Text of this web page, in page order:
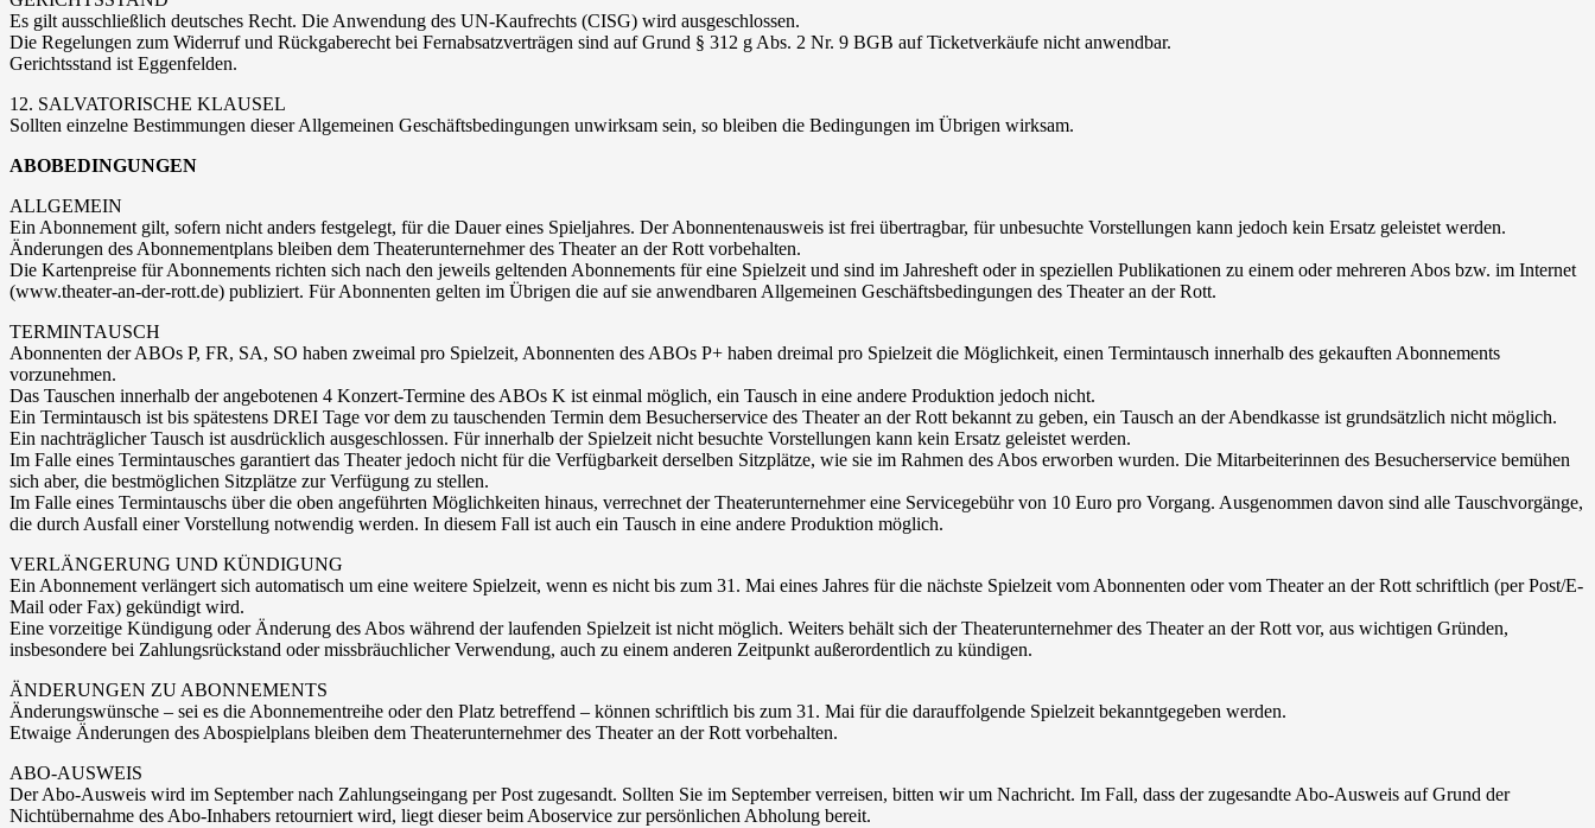
Es gilt ausschließlich deutsches Recht. Die Anwendung des UN-Kaufrechts (CISG) wird ausgeschlossen.
Die Regelungen zum Widerruf und Rückgaberecht bei Fernabsatzverträgen sind auf Grund § 312 g Abs. 2 Nr. 9 BGB auf Ticketverkäufe nicht anwendbar.
Gerichtsstand ist Eggenfelden.
12. SALVATORISCHE KLAUSEL
Sollten einzelne Bestimmungen dieser Allgemeinen Geschäftsbedingungen unwirksam sein, so bleiben die Bedingungen im Übrigen wirksam.
ABOBEDINGUNGEN
ALLGEMEIN
Ein Abonnement gilt, sofern nicht anders festgelegt, für die Dauer eines Spieljahres. Der Abonnentenausweis ist frei übertragbar, für unbesuchte Vorstellungen kann jedoch kein Ersatz geleistet werden.
Änderungen des Abonnementplans bleiben dem Theaterunternehmer des Theater an der Rott vorbehalten.
Die Kartenpreise für Abonnements richten sich nach den jeweils geltenden Abonnements für eine Spielzeit und sind im Jahresheft oder in speziellen Publikationen zu einem oder mehreren Abos bzw. im Internet
(www.theater-an-der-rott.de) publiziert. Für Abonnenten gelten im Übrigen die auf sie anwendbaren Allgemeinen Geschäftsbedingungen des Theater an der Rott.
TERMINTAUSCH
Abonnenten der ABOs P, FR, SA, SO haben zweimal pro Spielzeit, Abonnenten des ABOs P+ haben dreimal pro Spielzeit die Möglichkeit, einen Termintausch innerhalb des gekauften Abonnements
vorzunehmen.
Das Tauschen innerhalb der angebotenen 4 Konzert-Termine des ABOs K ist einmal möglich, ein Tausch in eine andere Produktion jedoch nicht.
Ein Termintausch ist bis spätestens DREI Tage vor dem zu tauschenden Termin dem Besucherservice des Theater an der Rott bekannt zu geben, ein Tausch an der Abendkasse ist grundsätzlich nicht möglich.
Ein nachträglicher Tausch ist ausdrücklich ausgeschlossen. Für innerhalb der Spielzeit nicht besuchte Vorstellungen kann kein Ersatz geleistet werden.
Im Falle eines Termintausches garantiert das Theater jedoch nicht für die Verfügbarkeit derselben Sitzplätze, wie sie im Rahmen des Abos erworben wurden. Die Mitarbeiterinnen des Besucherservice bemühen
sich aber, die bestmöglichen Sitzplätze zur Verfügung zu stellen.
Im Falle eines Termintauschs über die oben angeführten Möglichkeiten hinaus, verrechnet der Theaterunternehmer eine Servicegebühr von 10 Euro pro Vorgang. Ausgenommen davon sind alle Tauschvorgänge,
die durch Ausfall einer Vorstellung notwendig werden. In diesem Fall ist auch ein Tausch in eine andere Produktion möglich.
VERLÄNGERUNG UND KÜNDIGUNG
Ein Abonnement verlängert sich automatisch um eine weitere Spielzeit, wenn es nicht bis zum 31. Mai eines Jahres für die nächste Spielzeit vom Abonnenten oder vom Theater an der Rott schriftlich (per Post/E-
Mail oder Fax) gekündigt wird.
Eine vorzeitige Kündigung oder Änderung des Abos während der laufenden Spielzeit ist nicht möglich. Weiters behält sich der Theaterunternehmer des Theater an der Rott vor, aus wichtigen Gründen,
insbesondere bei Zahlungsrückstand oder missbräuchlicher Verwendung, auch zu einem anderen Zeitpunkt außerordentlich zu kündigen.
ÄNDERUNGEN ZU ABONNEMENTS
Änderungswünsche – sei es die Abonnementreihe oder den Platz betreffend – können schriftlich bis zum 31. Mai für die darauffolgende Spielzeit bekanntgegeben werden.
Etwaige Änderungen des Abospielplans bleiben dem Theaterunternehmer des Theater an der Rott vorbehalten.
ABO-AUSWEIS
Der Abo-Ausweis wird im September nach Zahlungseingang per Post zugesandt. Sollten Sie im September verreisen, bitten wir um Nachricht. Im Fall, dass der zugesandte Abo-Ausweis auf Grund der
Nichtübernahme des Abo-Inhabers retourniert wird, liegt dieser beim Aboservice zur persönlichen Abholung bereit.